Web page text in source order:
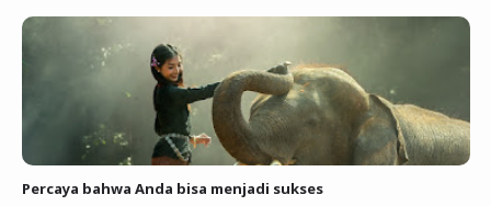
Percaya bahwa Anda bisa menjadi sukses